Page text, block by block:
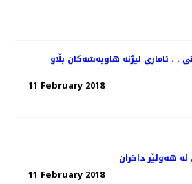
. . ئاماری لیژنه‌ هاوبه‌شه‌كان بڵاو
11 February 2018
هەولێر داخران
11 February 2018